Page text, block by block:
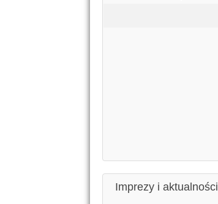
Imprezy i aktualności